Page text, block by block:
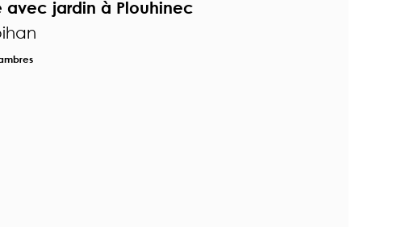
avec jardin à Plouhinec